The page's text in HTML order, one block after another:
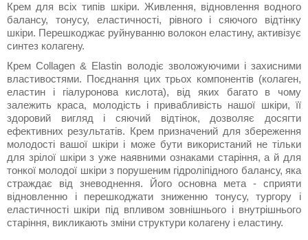
Крем для всіх типів шкіри. Живлення, відновлення водного
балансу, тонусу, еластичності, рівного і сяючого відтінку
шкіри. Перешкоджає руйнуванню волокон еластину, активізує
синтез колагену.
Крем Collagen & Elastin володіє зволожуючими і захисними
властивостями. Поєднання цих трьох компонентів (колаген,
еластин і гіалуронова кислота), від яких багато в чому
залежить краса, молодість і привабливість нашої шкіри, її
здоровий вигляд і сяючий відтінок, дозволяє досягти
ефективних результатів. Крем призначений для збереження
молодості вашої шкіри і може бути використаний не тільки
для зрілої шкіри з уже наявними ознаками старіння, а й для
тонкої молодої шкіри з порушеним гідроліпідного балансу, яка
страждає від зневоднення. Його основна мета - сприяти
відновленню і перешкоджати зниженню тонусу, тургору і
еластичності шкіри під впливом зовнішнього і внутрішнього
старіння, викликають зміни структури колагену і еластину.